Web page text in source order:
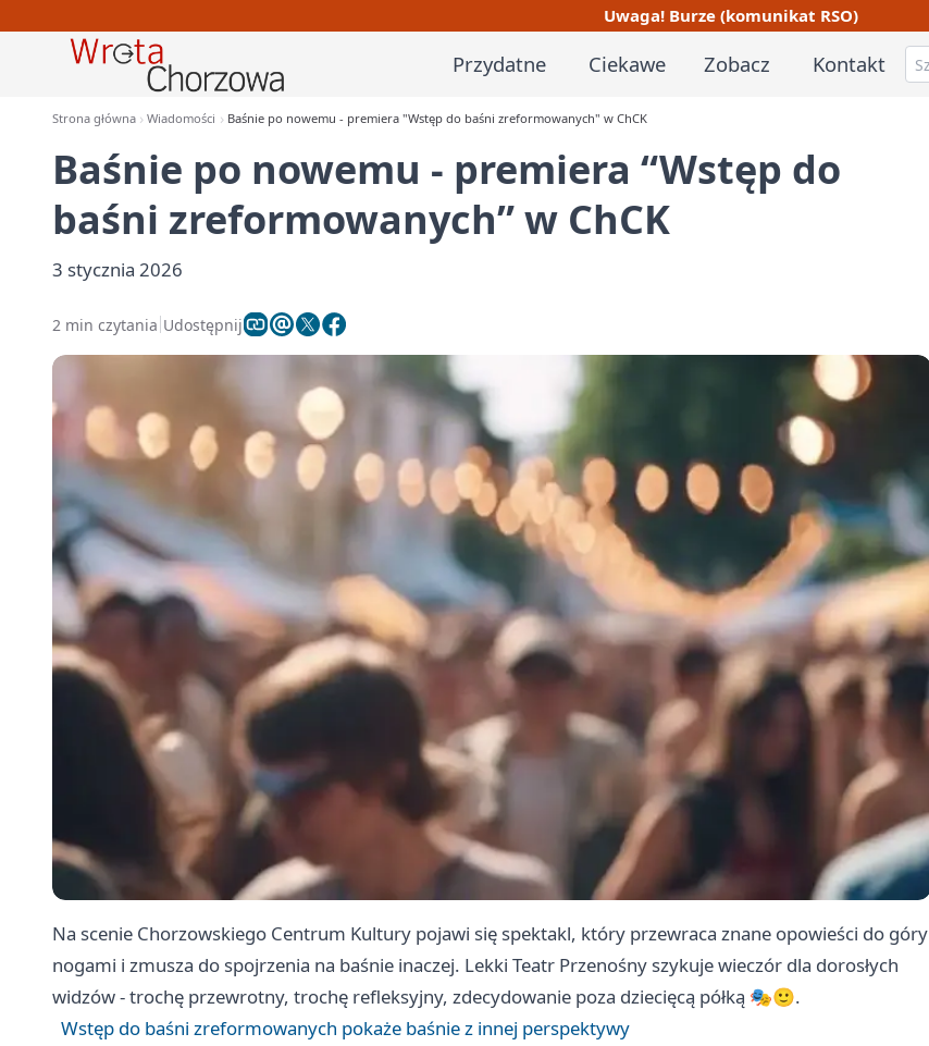
Uwaga! Burze (komunikat RSO)
Przydatne Ciekawe Zobacz Kontakt
Strona główna Wiadomości Baśnie po nowemu - premiera "Wstęp do baśni zreformowanych" w ChCK
Baśnie po nowemu - premiera “Wstęp do
baśni zreformowanych” w ChCK
3 stycznia 2026
2 min czytania Udostępnij
Na scenie Chorzowskiego Centrum Kultury pojawi się spektakl, który przewraca znane opowieści do góry
nogami i zmusza do spojrzenia na baśnie inaczej. Lekki Teatr Przenośny szykuje wieczór dla dorosłych
widzów - trochę przewrotny, trochę refleksyjny, zdecydowanie poza dziecięcą półką 🎭🙂.
Wstęp do baśni zreformowanych pokaże baśnie z innej perspektywy